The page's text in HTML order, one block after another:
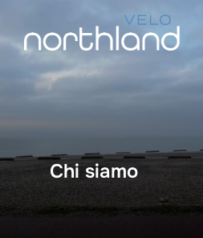
contenuto
Chi siamo